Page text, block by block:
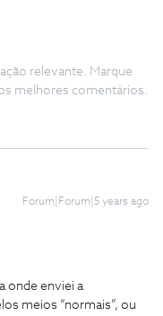
relevante. Marque
melhores comentários.
Forum|Forum|5 years ago
onde enviei a
meios “normais”, ou